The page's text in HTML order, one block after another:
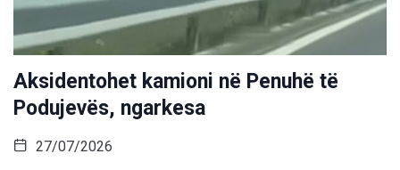
Aksidentohet kamioni në Penuhë të
Podujevës, ngarkesa
27/07/2026